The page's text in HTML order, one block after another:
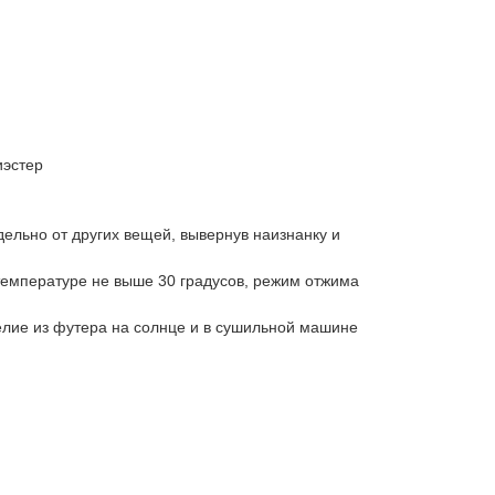
от других вещей, вывернув наизнанку и
не выше 30 градусов, режим отжима
из футера на солнце и в сушильной машине